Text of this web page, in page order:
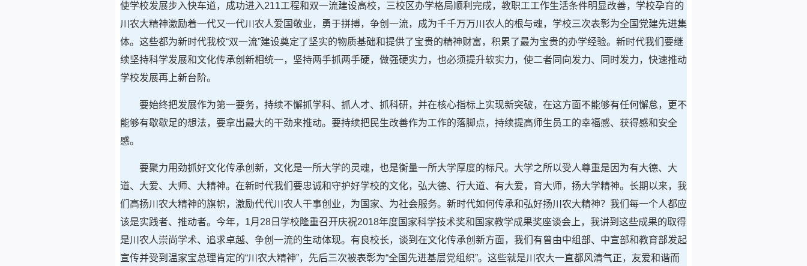
使学校发展步入快车道，成功进入211工程和双一流建设高校，三校区办学格局顺利完成，教职工工作生活条件明显改善，学校孕育的
川农大精神激励着一代又一代川农人爱国敬业，勇于拼搏，争创一流，成为千千万万川农人的根与魂，学校三次表彰为全国党建先进集
体。这些都为新时代我校“双一流”建设奠定了坚实的物质基础和提供了宝贵的精神财富，积累了最为宝贵的办学经验。新时代我们要继
续坚持科学发展和文化传承创新相统一，坚持两手抓两手硬，做强硬实力，也必须提升软实力，使二者同向发力、同时发力，快速推动
学校发展再上新台阶。
要始终把发展作为第一要务，持续不懈抓学科、抓人才、抓科研，并在核心指标上实现新突破，在这方面不能够有任何懈怠，更不
能够有歇歇足的想法，要拿出最大的干劲来推动。要持续把民生改善作为工作的落脚点，持续提高师生员工的幸福感、获得感和安全
感。
要聚力用劲抓好文化传承创新，文化是一所大学的灵魂，也是衡量一所大学厚度的标尺。大学之所以受人尊重是因为有大德、大
道、大爱、大师、大精神。在新时代我们要忠诚和守护好学校的文化，弘大德、行大道、有大爱，育大师，扬大学精神。长期以来，我
们高扬川农大精神的旗帜，激励代代川农人干事创业，为国家、为社会服务。新时代如何传承和弘好扬川农大精神？我们每一个人都应
该是实践者、推动者。今年，1月28日学校隆重召开庆祝2018年度国家科学技术奖和国家教学成果奖座谈会上，我讲到这些成果的取得
是川农人崇尚学术、追求卓越、争创一流的生动体现。有良校长，谈到在文化传承创新方面，我们有曾由中组部、中宣部和教育部发起
宣传并受到温家宝总理肯定的“川农大精神”，先后三次被表彰为“全国先进基层党组织”。这些就是川农大一直都风清气正，友爱和谐而